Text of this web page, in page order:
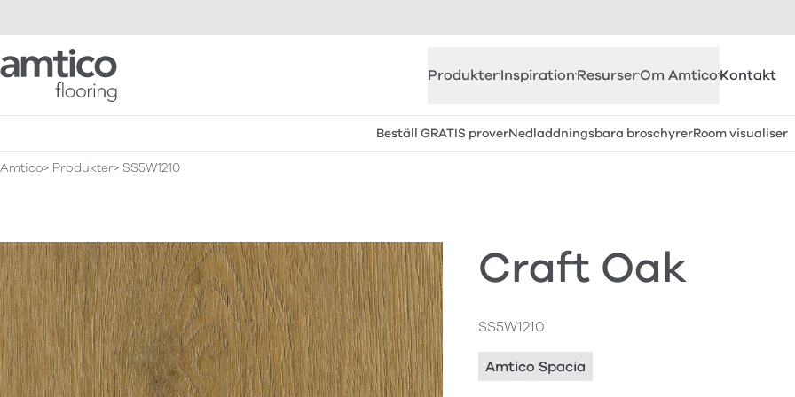
Amtico Flooring
ProdukterInspirationResurserOm AmticoKontakt
Beställ GRATIS proverNedladdningsbara broschyrerRoom visualiser
Amtico Produkter SS5W1210
Craft Oak
SS5W1210
Amtico Spacia